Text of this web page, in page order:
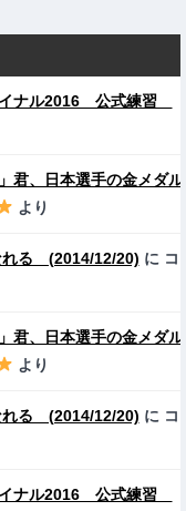
ナル2016 公式練習
君、日本選手の金メダル
より
れる (2014/12/20) に コ
君、日本選手の金メダル
より
れる (2014/12/20) に コ
ナル2016 公式練習